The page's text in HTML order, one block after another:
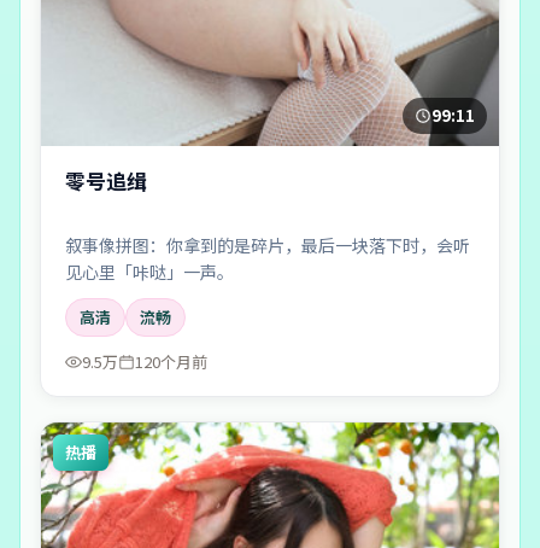
99:11
零号追缉
叙事像拼图：你拿到的是碎片，最后一块落下时，会听
见心里「咔哒」一声。
高清
流畅
9.5万
120个月前
热播